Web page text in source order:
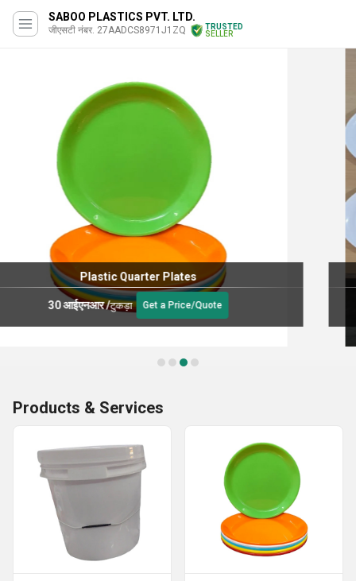
SABOO PLASTICS PVT. LTD.
जीएसटी नंबर. 27AADCS8971J1ZQ
TRUSTED
SELLER
8 Inch Printed Fibre Plate
32.0 आईएनआर/टुकड़ा Get a Price/Quote
Products & Services